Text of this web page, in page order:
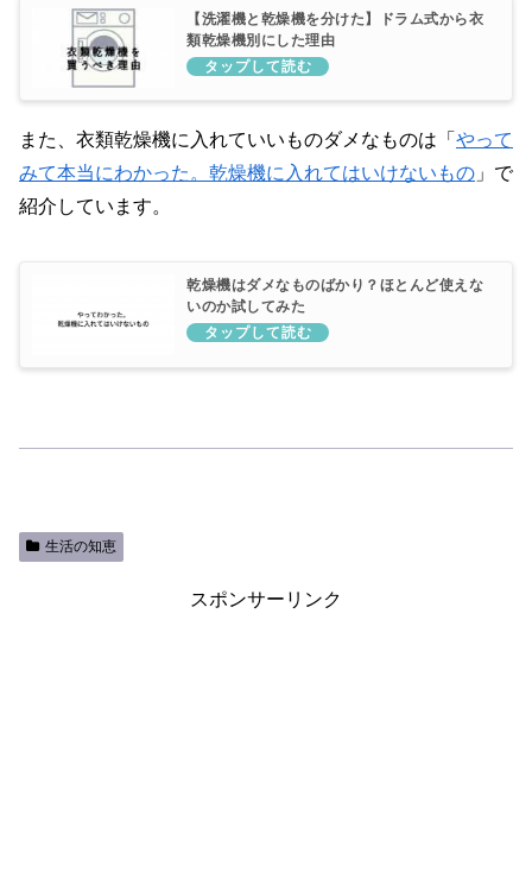
【洗濯機と乾燥機を分けた】ドラム式から衣
類乾燥機別にした理由
また、衣類乾燥機に入れていいものダメなものは「 やって
みて本当にわかった。乾燥機に入れてはいけないもの 」で
紹介しています。
乾燥機はダメなものばかり？ほとんど使えな
いのか試してみた
生活の知恵
スポンサーリンク